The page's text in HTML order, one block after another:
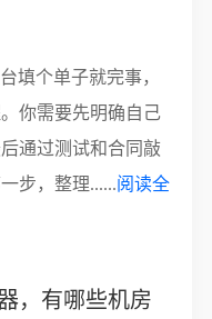
填个单子就完事，
你需要先明确自己
通过测试和合同敲
步，整理......阅读全
，有哪些机房